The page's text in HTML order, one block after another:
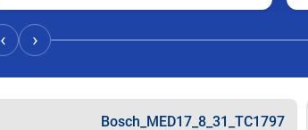
‹ ›
Bosch_MED17_8_31_TC1797